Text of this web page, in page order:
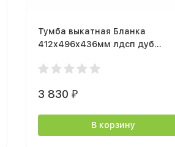
Тумба выкатная Бланка
412х496х436мм лдсп дуб
3 830 ₽
В корзину